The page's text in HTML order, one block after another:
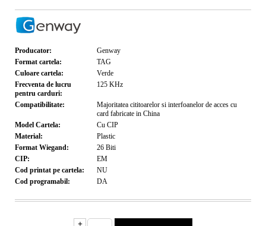
Producator:
Genway
Format cartela:
TAG
Culoare cartela:
Verde
Frecventa de lucru
pentru carduri:
125 KHz
Compatibilitate:
Majoritatea cititoarelor si interfoanelor de acces cu
card fabricate in China
Model Cartela:
Cu CIP
Material:
Plastic
Format Wiegand:
26 Biti
CIP:
EM
Cod printat pe cartela:
NU
Cod programabil:
DA
+